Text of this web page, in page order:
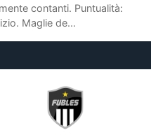
contanti. Puntualità:
Maglie de...